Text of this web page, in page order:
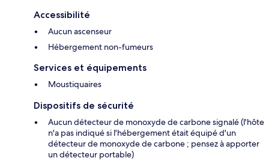
Accessibilité
Aucun ascenseur
Hébergement non-fumeurs
Services et équipements
Moustiquaires
Dispositifs de sécurité
Aucun détecteur de monoxyde de carbone signalé (l'hôte
n'a pas indiqué si l'hébergement était équipé d'un
détecteur de monoxyde de carbone ; pensez à apporter
un détecteur portable)